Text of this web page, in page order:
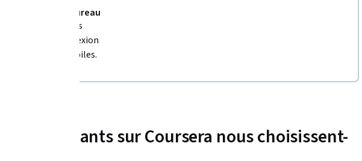
ordinateur de bureau
pour les ordinateurs
d’une connexion
les appareils mobiles.
les étudiants sur Coursera nous choisissent-